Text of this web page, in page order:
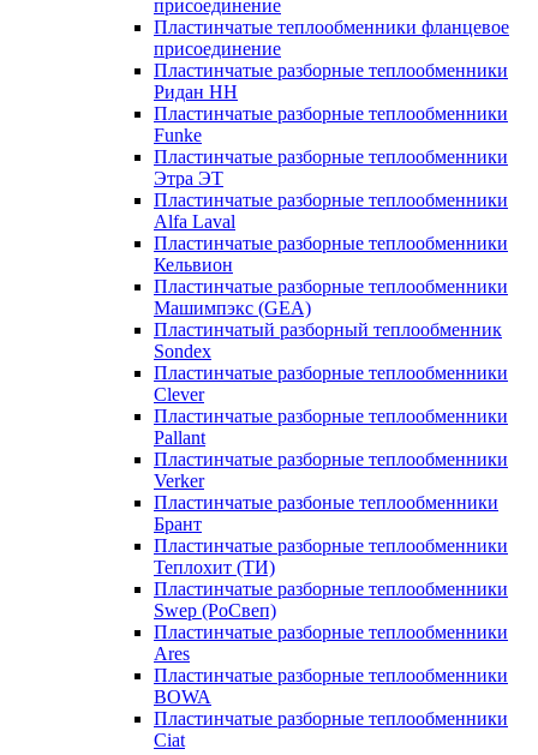
присоединение
Пластинчатые теплообменники фланцевое
присоединение
Пластинчатые разборные теплообменники
Ридан НН
Пластинчатые разборные теплообменники
Funke
Пластинчатые разборные теплообменники
Этра ЭТ
Пластинчатые разборные теплообменники
Alfa Laval
Пластинчатые разборные теплообменники
Кельвион
Пластинчатые разборные теплообменники
Машимпэкс (GEA)
Пластинчатый разборный теплообменник
Sondex
Пластинчатые разборные теплообменники
Clever
Пластинчатые разборные теплообменники
Pallant
Пластинчатые разборные теплообменники
Verker
Пластинчатые разбоные теплообменники
Брант
Пластинчатые разборные теплообменники
Теплохит (ТИ)
Пластинчатые разборные теплообменники
Swep (РоСвеп)
Пластинчатые разборные теплообменники
Ares
Пластинчатые разборные теплообменники
BOWA
Пластинчатые разборные теплообменники
Ciat